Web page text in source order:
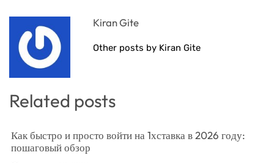
Kiran Gite
Other posts by Kiran Gite
Related posts
Как быстро и просто войти на 1хставка в 2026 году:
пошаговый обзор